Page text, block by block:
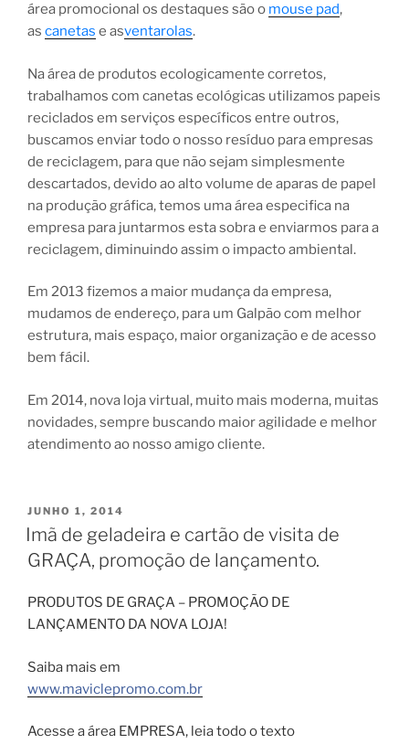
área promocional os destaques são o mouse pad,
as canetas e asventarolas.
Na área de produtos ecologicamente corretos,
trabalhamos com canetas ecológicas utilizamos papeis
reciclados em serviços específicos entre outros,
buscamos enviar todo o nosso resíduo para empresas
de reciclagem, para que não sejam simplesmente
descartados, devido ao alto volume de aparas de papel
na produção gráfica, temos uma área especifica na
empresa para juntarmos esta sobra e enviarmos para a
reciclagem, diminuindo assim o impacto ambiental.
Em 2013 fizemos a maior mudança da empresa,
mudamos de endereço, para um Galpão com melhor
estrutura, mais espaço, maior organização e de acesso
bem fácil.
Em 2014, nova loja virtual, muito mais moderna, muitas
novidades, sempre buscando maior agilidade e melhor
atendimento ao nosso amigo cliente.
PUBLICADO
EM
JUNHO 1, 2014
Imã de geladeira e cartão de visita de
GRAÇA, promoção de lançamento.
PRODUTOS DE GRAÇA – PROMOÇÃO DE
LANÇAMENTO DA NOVA LOJA!
Saiba mais em
www.maviclepromo.com.br
Acesse a área EMPRESA, leia todo o texto